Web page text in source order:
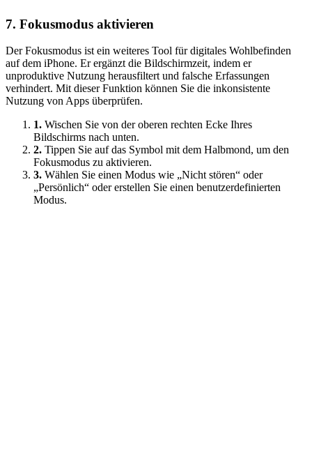
7. Fokusmodus aktivieren
Der Fokusmodus ist ein weiteres Tool für digitales Wohlbefinden
auf dem iPhone. Er ergänzt die Bildschirmzeit, indem er
unproduktive Nutzung herausfiltert und falsche Erfassungen
verhindert. Mit dieser Funktion können Sie die inkonsistente
Nutzung von Apps überprüfen.
1. Wischen Sie von der oberen rechten Ecke Ihres
Bildschirms nach unten.
2. Tippen Sie auf das Symbol mit dem Halbmond, um den
Fokusmodus zu aktivieren.
3. Wählen Sie einen Modus wie „Nicht stören“ oder
„Persönlich“ oder erstellen Sie einen benutzerdefinierten
Modus.